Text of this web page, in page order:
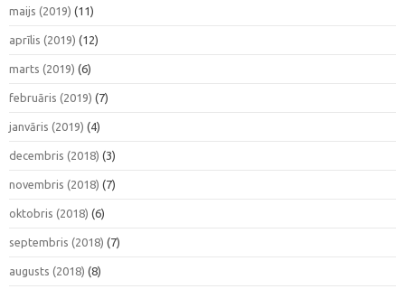
maijs (2019) (11)
aprīlis (2019) (12)
marts (2019) (6)
februāris (2019) (7)
janvāris (2019) (4)
decembris (2018) (3)
novembris (2018) (7)
oktobris (2018) (6)
septembris (2018) (7)
augusts (2018) (8)